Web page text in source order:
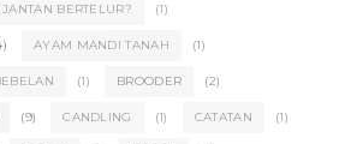
BERTELUR? (1)
AYAM MANDI TANAH (1)
(1) BROODER (2)
(9) CANDLING (1) CATATAN (1)